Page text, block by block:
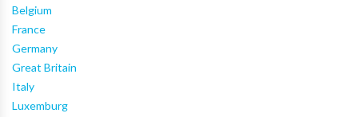
Belgium
France
Germany
Great Britain
Italy
Luxemburg